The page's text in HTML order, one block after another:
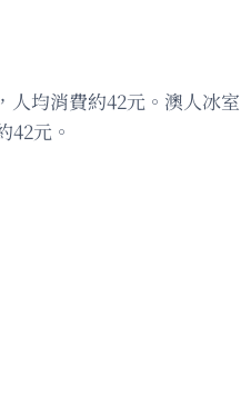
均消費約42元。澳人冰
42元。